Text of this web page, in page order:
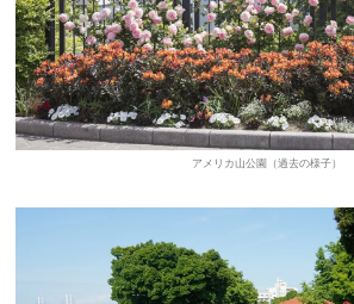
アメリカ山公園（過去の様子）